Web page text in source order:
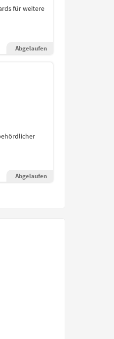
für weitere
Abgelaufen
Abgelaufen